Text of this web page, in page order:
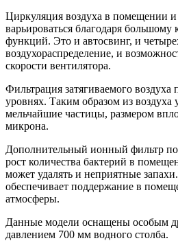
Циркуляция воздуха в помещении и
варьироваться благодаря большому
функций. Это и автосвинг, и
воздухораспределение, и
скорости вентилятора.
Фильтрация затягиваемого воздуха
уровнях. Таким образом из воздуха
мельчайшие частицы, размером
микрона.
Дополнительный ионный фильтр
рост количества бактерий в
может удалять и неприятные
обеспечивает поддержание в
атмосферы.
Данные модели оснащены особым
давлением 700 мм водного столба.